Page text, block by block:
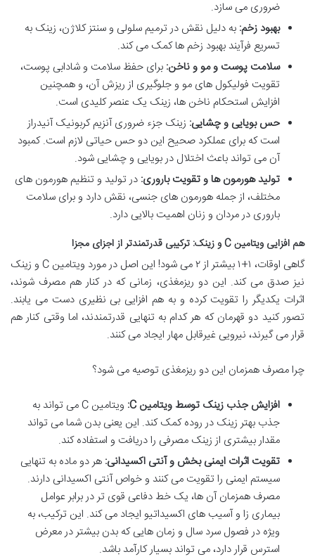
ضروری می سازد.
بهبود زخم: به دلیل نقش در ترمیم سلولی و سنتز کلاژن، زینک به
تسریع فرآیند بهبود زخم ها کمک می کند.
سلامت پوست و مو و ناخن: برای حفظ سلامت و شادابی پوست،
تقویت فولیکول های مو و جلوگیری از ریزش آن، و همچنین
افزایش استحکام ناخن ها، زینک یک عنصر کلیدی است.
حس بویایی و چشایی: زینک جزء ضروری آنزیم کربونیک آنیدراز
است که برای عملکرد صحیح این دو حس حیاتی لازم است. کمبود
آن می تواند باعث اختلال در بویایی و چشایی شود.
تولید هورمون ها و تقویت باروری: در تولید و تنظیم هورمون های
مختلف، از جمله هورمون های جنسی، نقش دارد و برای سلامت
باروری در مردان و زنان اهمیت بالایی دارد.
هم افزایی ویتامین C و زینک: ترکیبی قدرتمندتر از اجزای مجزا
گاهی اوقات، ۱+۱ بیشتر از ۲ می شود! این اصل در مورد ویتامین C و زینک
نیز صدق می کند. این دو ریزمغذی، زمانی که در کنار هم مصرف شوند،
اثرات یکدیگر را تقویت کرده و به هم افزایی بی نظیری دست می یابند.
تصور کنید دو قهرمان که هر کدام به تنهایی قدرتمندند، اما وقتی کنار هم
قرار می گیرند، نیرویی غیرقابل مهار ایجاد می کنند.
چرا مصرف همزمان این دو ریزمغذی توصیه می شود؟
افزایش جذب زینک توسط ویتامین C:
ویتامین C می تواند به
جذب بهتر زینک در روده کمک کند. این یعنی بدن شما می تواند
مقدار بیشتری از زینک مصرفی را دریافت و استفاده کند.
تقویت اثرات ایمنی بخش و آنتی اکسیدانی: هر دو ماده به تنهایی
سیستم ایمنی را تقویت می کنند و خواص آنتی اکسیدانی دارند.
مصرف همزمان آن ها، یک خط دفاعی قوی تر در برابر عوامل
بیماری زا و آسیب های اکسیداتیو ایجاد می کند. این ترکیب، به
ویژه در فصول سرد سال و زمان هایی که بدن بیشتر در معرض
استرس قرار دارد، می تواند بسیار کارآمد باشد.